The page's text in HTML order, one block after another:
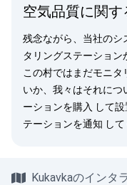
空気品質に関
残念ながら、当社のシ
タリングステーション
この村ではまだモニ
いか、我々はそれにつ
ーションを購入 して
テーションを通知 して
Kukavkaのインタ